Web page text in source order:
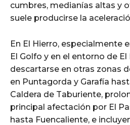
cumbres, medianías altas y
suele producirse la
En El Hierro, especialmente
El Golfo y en el entorno de
descartarse en otras zonas
en Puntagorda y Garafía
Caldera de Taburiente,
principal afectación por El
hasta Fuencaliente, e